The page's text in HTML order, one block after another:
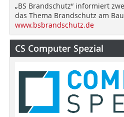
„BS Brandschutz“ informiert
das Thema Brandschutz am
www.bsbrandschutz.de
CS Computer Spezial